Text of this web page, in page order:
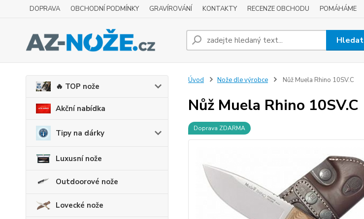
DOPRAVA OBCHODNÍ PODMÍNKY GRAVÍROVÁNÍ KONTAKTY RECENZE OBCHODU POMÁHÁME
Hledat
🔥 TOP nože
Akční nabídka
Tipy na dárky
Luxusní nože
Outdoorové nože
Lovecké nože
Úvod Nože dle výrobce Nůž Muela Rhino 10SV.C
Nůž Muela Rhino 10SV.C
Doprava ZDARMA